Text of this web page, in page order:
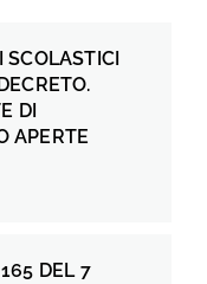
DI
APERTE
DEL 7